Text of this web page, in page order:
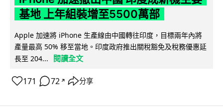
基地 上年組裝增至5500萬部
Apple 加速將 iPhone 生產線由中國轉往印度，目標兩年內將
產量最高 50% 移至當地。印度政府推出關稅豁免及稅務優惠延
長至 204...
閱讀全文
171 72 ↗ 分享